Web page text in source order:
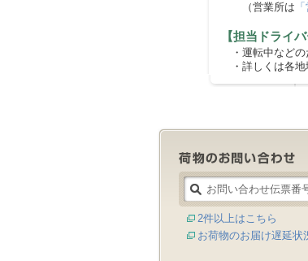
（営業所は
【担当ドライ
・運転中などの
・詳しくは各地
2件以上はこちら
お荷物のお届け遅延状